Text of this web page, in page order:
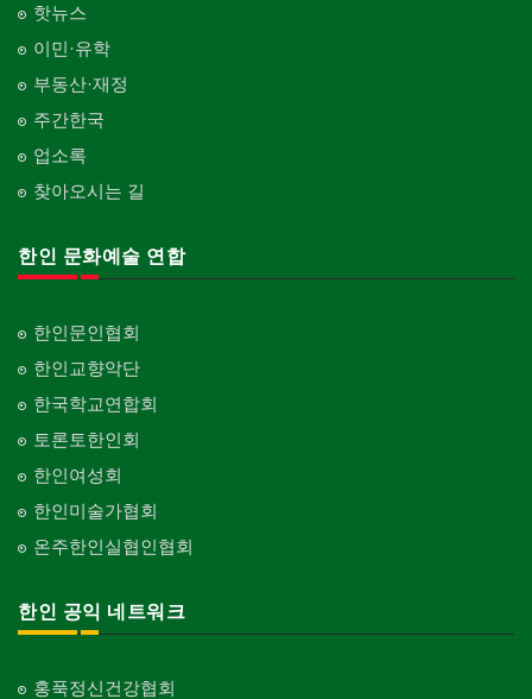
핫뉴스
이민·유학
부동산·재정
주간한국
업소록
찾아오시는 길
한인 문화예술 연합
한인문인협회
한인교향악단
한국학교연합회
토론토한인회
한인여성회
한인미술가협회
온주한인실협인협회
한인 공익 네트워크
홍푹정신건강협회